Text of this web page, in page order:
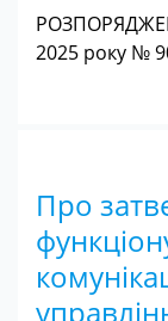
2025 року №
Про